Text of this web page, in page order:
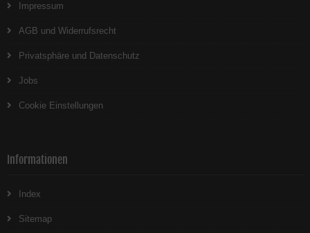
Impressum
AGB und Widerrufsrecht
Privatsphäre und Datenschutz
Jobs
Cookie Einstellungen
Informationen
Index
Sitemap